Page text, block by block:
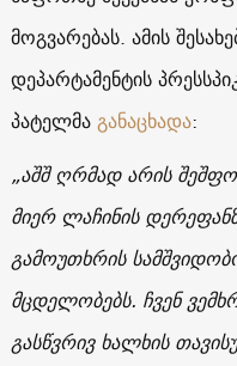
მოგვარებას. ამის
დეპარტამენტის
პატელმაგანაცხადა:
„აშშ ღრმად არის
მიერ ლაჩინის
გამოუთხრის
მცდელობებს. ჩვენ
გასწვრივ ხალხის